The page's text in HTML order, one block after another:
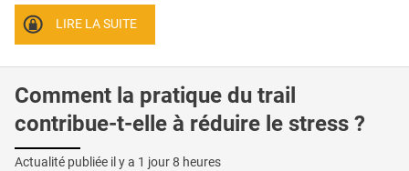
LIRE LA SUITE
Comment la pratique du trail
contribue-t-elle à réduire le stress ?
Actualité publiée il y a 1 jour 8 heures